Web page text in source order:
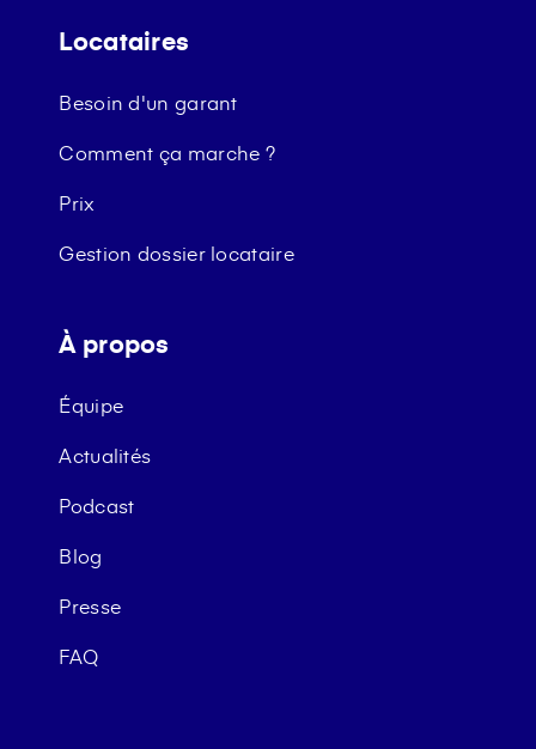
Locataires
Besoin d'un garant
Comment ça marche ?
Prix
Gestion dossier locataire
À propos
Équipe
Actualités
Podcast
Blog
Presse
FAQ